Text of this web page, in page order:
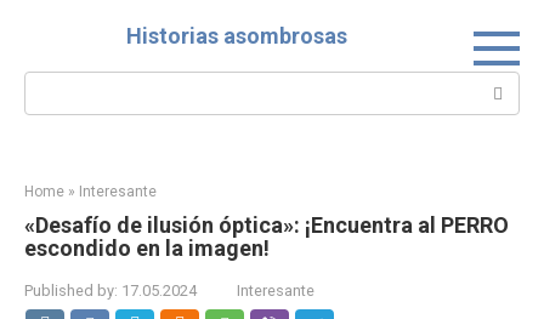
Historias asombrosas
Search:
Home » Interesante
«Desafío de ilusión óptica»: ¡Encuentra al PERRO
escondido en la imagen!
Published by: 17.05.2024 Interesante